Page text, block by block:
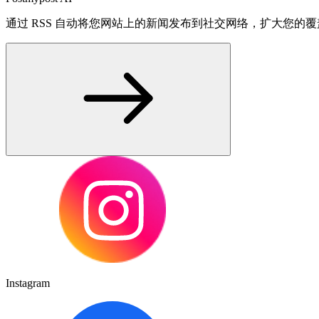
通过 RSS 自动将您网站上的新闻发布到社交网络，扩大您的覆
Instagram